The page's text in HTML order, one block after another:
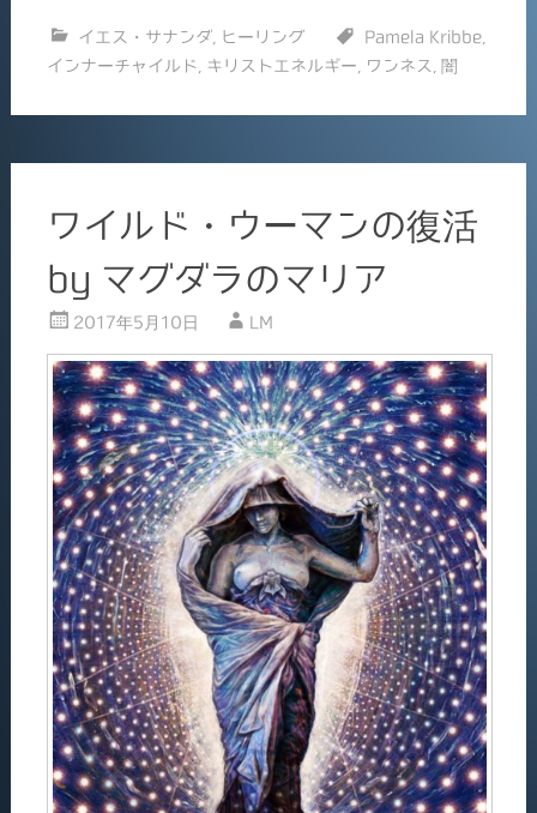
e
o
o
k
l
イエス・サナンダ, ヒーリング Pamela Kribbe,
インナーチャイルド
キリストエネルギー ワンネス 闇
ワイルド・ウーマンの復活
by マグダラのマリア
2017年5月10日 LM